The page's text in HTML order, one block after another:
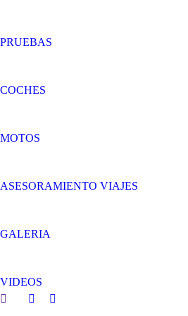
PRUEBAS
COCHES
MOTOS
ASESORAMIENTO VIAJES
GALERIA
VIDEOS
Search:
Facebook
Twitter